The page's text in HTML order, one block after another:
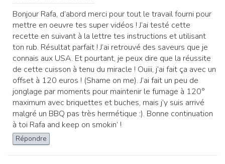
Bonjour Rafa, d’abord merci pour tout le travail fourni pour
mettre en oeuvre tes super vidéos ! J’ai testé cette
recette en suivant à la lettre tes instructions et utilisant
ton rub. Résultat parfait ! J’ai retrouvé des saveurs que je
connais aux USA. Et pourtant, je peux dire que la réussite
de cette cuisson à tenu du miracle ! Ouiii, j’ai fait ça avec un
offset à 120 euros ! (Shame on me). J’ai fait un peu de
jonglage par moments pour maintenir le fumage à 120°
maximum avec briquettes et buches, mais j’y suis arrivé
malgré un BBQ pas très hermétique :). Bonne continuation
à toi Rafa and keep on smokin’ !
Répondre